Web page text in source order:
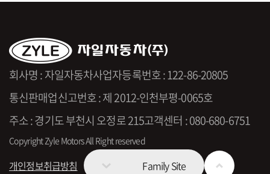
회사명 : 자일자동차사업자등록번호 : 122-86-20805
통신판매업신고번호 : 제 2012-인천부평-0065호
주소 : 경기도 부천시 오정로 215고객센터 : 080-680-6751
Copyright Zyle Motors All Right reserved
개인정보취급방침 Family Site